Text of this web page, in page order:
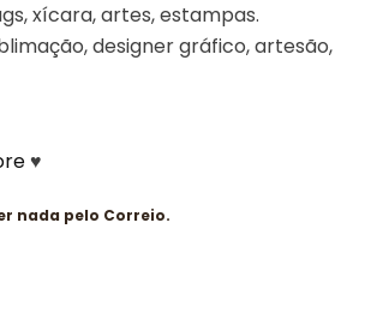
xícara, artes, estampas.
designer gráfico, artesão,
♥
nada pelo Correio.